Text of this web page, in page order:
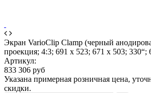
Экран VarioClip Clamp (черный
проекция; 4:3; 691 x 523; 671 x 503; 330“;
Артикул:
833 306 руб
Указана примерная розничная цена,
скидки.